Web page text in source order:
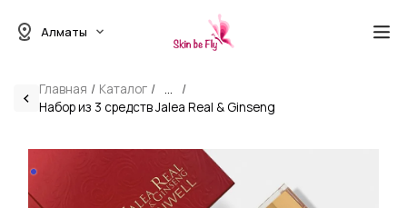
Алматы
Главная Каталог
...
Набор из 3 средств Jalea Real & Ginseng